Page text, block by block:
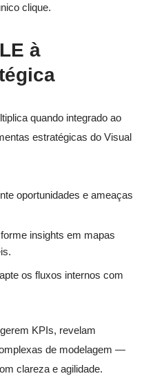
clique.
à
quando integrado ao
estratégicas do Visual
oportunidades e ameaças
insights em mapas
os fluxos internos com
KPIs, revelam
de modelagem —
clareza e agilidade.